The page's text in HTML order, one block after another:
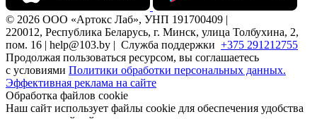
© 2026 ООО «Артокс Лаб», УНП 191700409 |
220012, Республика Беларусь, г. Минск, улица Толбухина, 2,
пом. 16 | help@103.by | Служба поддержки +375 291212755
Продолжая пользоваться ресурсом, вы соглашаетесь
с условиями Политики обработки персональных данных.
Эффективная реклама на сайте
Обработка файлов cookie
Наш сайт использует файлы cookie для обеспечения удобства